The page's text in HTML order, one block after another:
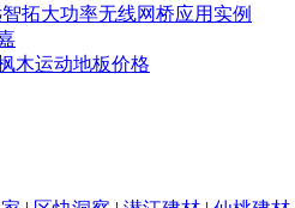
拓大功率无线网桥应用实例
木运动地板价格